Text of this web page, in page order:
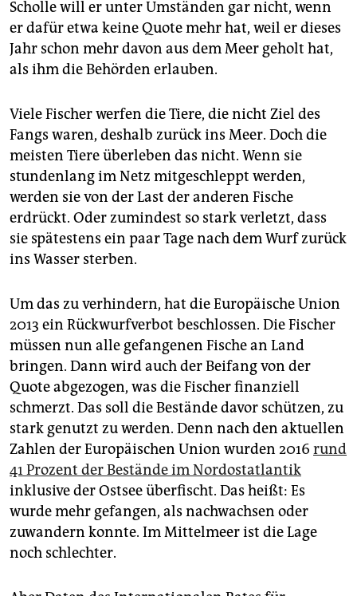
Scholle will er unter Umständen gar nicht, wenn
er dafür etwa keine Quote mehr hat, weil er dieses
Jahr schon mehr davon aus dem Meer geholt hat,
als ihm die Behörden erlauben.
Viele Fischer werfen die Tiere, die nicht Ziel des
Fangs waren, deshalb zurück ins Meer. Doch die
meisten Tiere überleben das nicht. Wenn sie
stundenlang im Netz mitgeschleppt werden,
werden sie von der Last der anderen Fische
erdrückt. Oder zumindest so stark verletzt, dass
sie spätestens ein paar Tage nach dem Wurf zurück
ins Wasser sterben.
Um das zu verhindern, hat die Europäische Union
2013 ein Rückwurfverbot beschlossen. Die Fischer
müssen nun alle gefangenen Fische an Land
bringen. Dann wird auch der Beifang von der
Quote abgezogen, was die Fischer finanziell
schmerzt. Das soll die Bestände davor schützen, zu
stark genutzt zu werden. Denn nach den aktuellen
Zahlen der Europäischen Union wurden 2016 rund
41 Prozent der Bestände im Nordostatlantik
inklusive der Ostsee überfischt. Das heißt: Es
wurde mehr gefangen, als nachwachsen oder
zuwandern konnte. Im Mittelmeer ist die Lage
noch schlechter.